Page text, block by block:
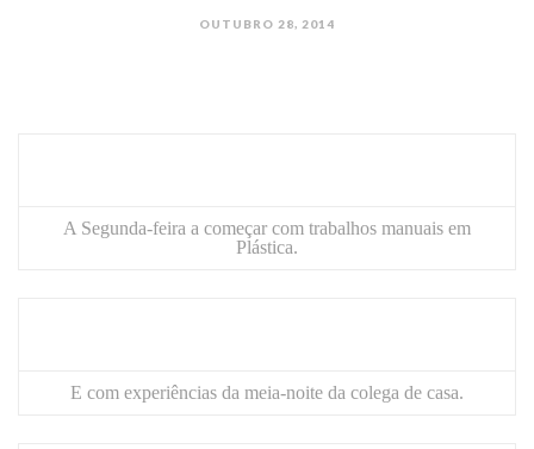
OUTUBRO 28, 2014
A Segunda-feira a começar com trabalhos manuais em
Plástica.
E com experiências da meia-noite da colega de casa.